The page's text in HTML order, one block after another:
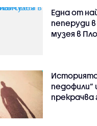
Една от
пеперуди
музея в
педофили”
прекрачва